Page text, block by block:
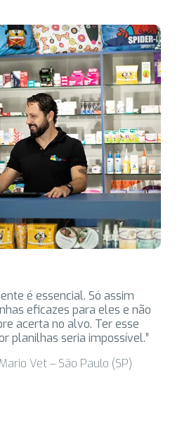
é essencial. Só assim
eficazes para eles e não
acerta no alvo. Ter esse
planilhas seria impossível.”
Vet – São Paulo (SP)